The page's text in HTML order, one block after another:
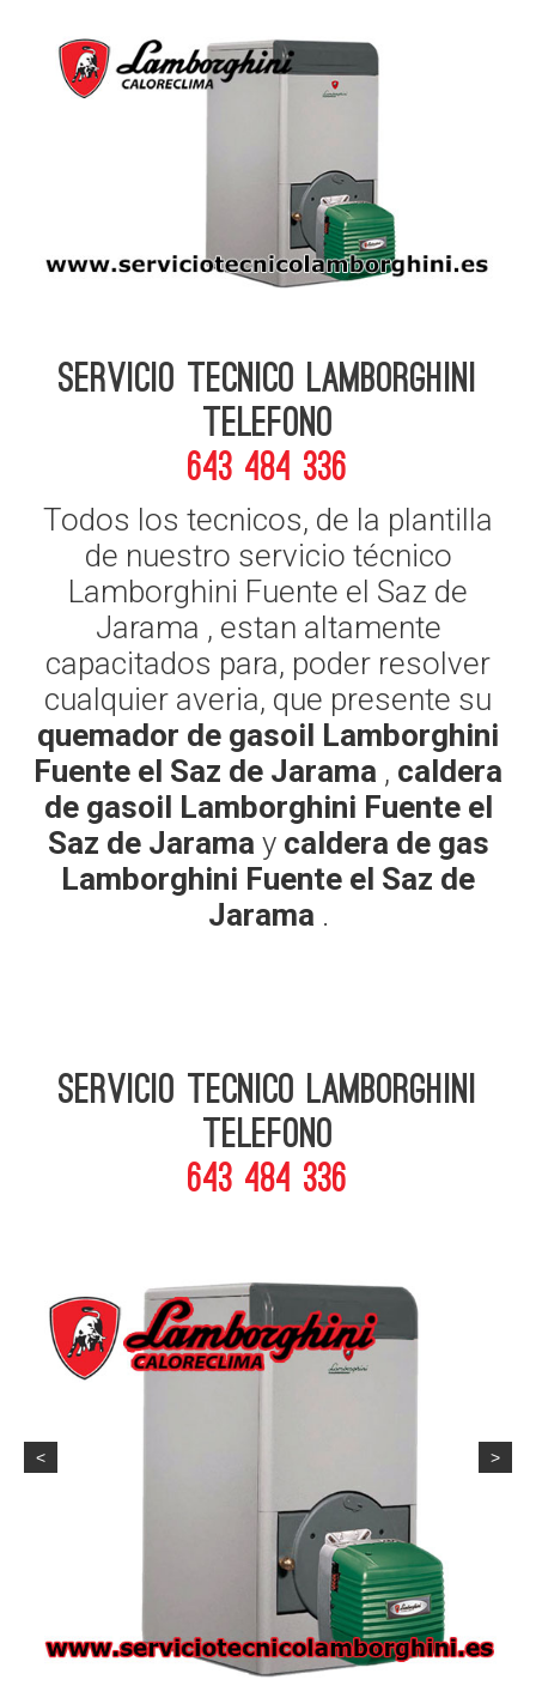
Servicio Tecnico Lamborghini
telefono
643 484 336
Todos los tecnicos, de la plantilla
de nuestro servicio técnico
Lamborghini Fuente el Saz de
Jarama , estan altamente
capacitados para, poder resolver
cualquier averia, que presente su
quemador de gasoil Lamborghini
Fuente el Saz de Jarama , caldera
de gasoil Lamborghini Fuente el
Saz de Jarama y caldera de gas
Lamborghini Fuente el Saz de
Jarama .
Servicio Tecnico Lamborghini
telefono
643 484 336
< >